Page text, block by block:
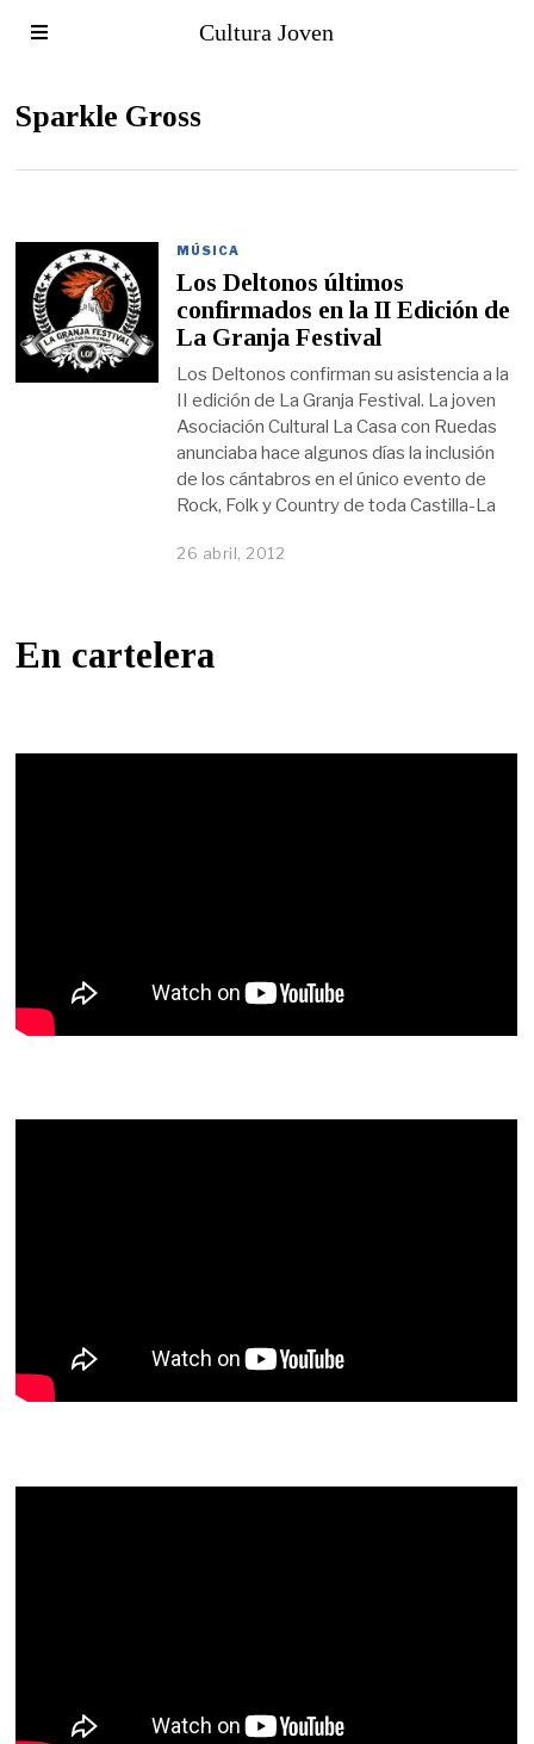
Cultura Joven
Sparkle Gross
MÚSICA
Los Deltonos últimos
confirmados en la II Edición de
La Granja Festival
Los Deltonos confirman su asistencia a la
II edición de La Granja Festival. La joven
Asociación Cultural La Casa con Ruedas
anunciaba hace algunos días la inclusión
de los cántabros en el único evento de
Rock, Folk y Country de toda Castilla-La
26 abril, 2012
En cartelera